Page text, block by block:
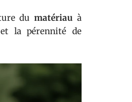
dumatériau à
la pérennité de